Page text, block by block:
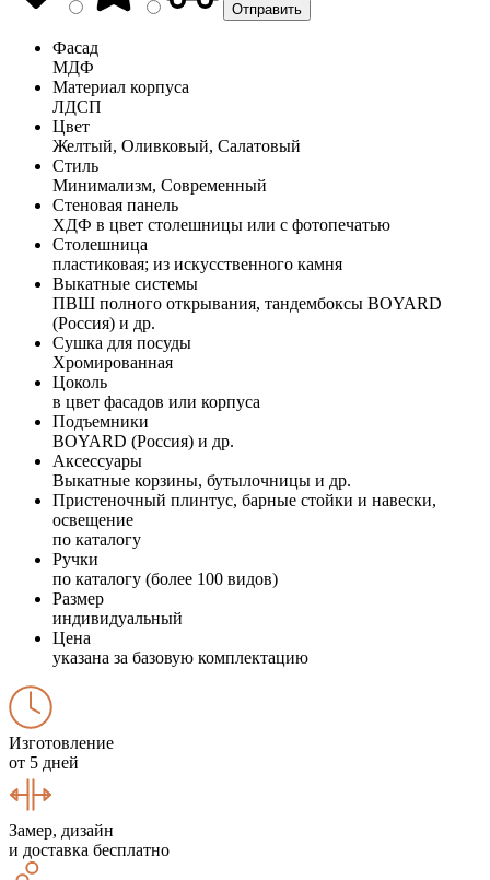
Фасад
МДФ
Материал корпуса
ЛДСП
Цвет
Желтый, Оливковый, Салатовый
Стиль
Минимализм, Современный
Стеновая панель
ХДФ в цвет столешницы или с фотопечатью
Столешница
пластиковая; из искусственного камня
Выкатные системы
ПВШ полного открывания, тандембоксы BOYARD
(Россия) и др.
Сушка для посуды
Хромированная
Цоколь
в цвет фасадов или корпуса
Подъемники
BOYARD (Россия) и др.
Аксессуары
Выкатные корзины, бутылочницы и др.
Пристеночный плинтус, барные стойки и навески,
освещение
по каталогу
Ручки
по каталогу (более 100 видов)
Размер
индивидуальный
Цена
указана за базовую комплектацию
Изготовление
от 5 дней
Замер, дизайн
и доставка бесплатно